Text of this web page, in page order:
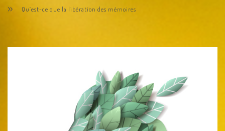
Qu’est-ce que la libération des mémoires